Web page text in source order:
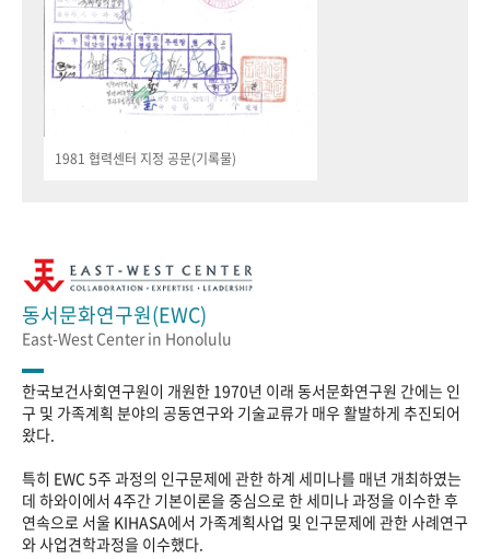
1981 협력센터 지정 공문(기록물)
동서문화연구원(EWC)
East-West Center in Honolulu
한국보건사회연구원이 개원한 1970년 이래 동서문화연구원 간에는 인
구 및 가족계획 분야의 공동연구와 기술교류가 매우 활발하게 추진되어
왔다.
특히 EWC 5주 과정의 인구문제에 관한 하계 세미나를 매년 개최하였는
데 하와이에서 4주간 기본이론을 중심으로 한 세미나 과정을 이수한 후
연속으로 서울 KIHASA에서 가족계획사업 및 인구문제에 관한 사례연구
와 사업견학과정을 이수했다.